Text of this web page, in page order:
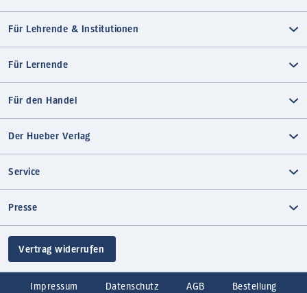
Für Lehrende & Institutionen
Für Lernende
Für den Handel
Der Hueber Verlag
Service
Presse
Vertrag widerrufen
Impressum Datenschutz AGB Bestellung